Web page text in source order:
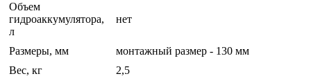
Объем
гидроаккумулятора,
л
нет
Размеры, мм
монтажный размер - 130 мм
Вес, кг
2,5